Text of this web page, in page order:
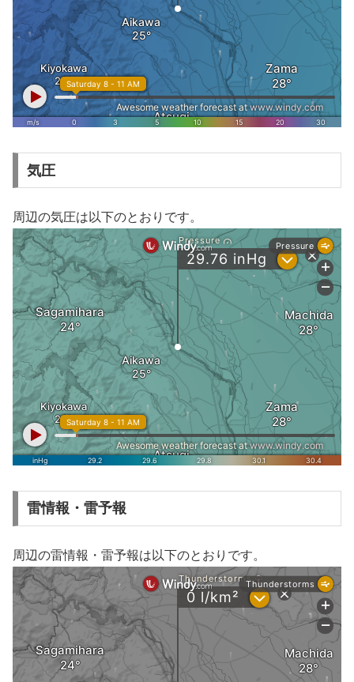
気圧
周辺の気圧は以下のとおりです。
雷情報・雷予報
周辺の雷情報・雷予報は以下のとおりです。